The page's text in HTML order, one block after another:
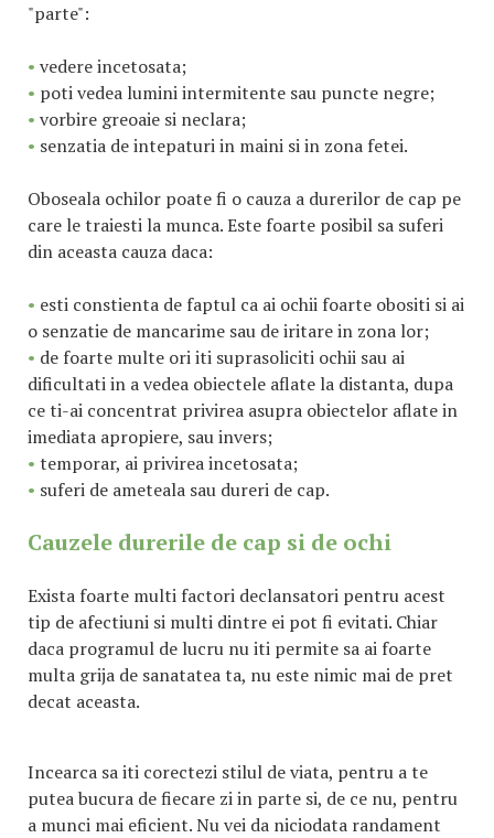
"parte":
• vedere incetosata;
• poti vedea lumini intermitente sau puncte negre;
• vorbire greoaie si neclara;
• senzatia de intepaturi in maini si in zona fetei.
Oboseala ochilor poate fi o cauza a durerilor de cap pe
care le traiesti la munca. Este foarte posibil sa suferi
din aceasta cauza daca:
• esti constienta de faptul ca ai ochii foarte obositi si ai
o senzatie de mancarime sau de iritare in zona lor;
• de foarte multe ori iti suprasoliciti ochii sau ai
dificultati in a vedea obiectele aflate la distanta, dupa
ce ti-ai concentrat privirea asupra obiectelor aflate in
imediata apropiere, sau invers;
• temporar, ai privirea incetosata;
• suferi de ameteala sau dureri de cap.
Cauzele durerile de cap si de ochi
Exista foarte multi factori declansatori pentru acest
tip de afectiuni si multi dintre ei pot fi evitati. Chiar
daca programul de lucru nu iti permite sa ai foarte
multa grija de sanatatea ta, nu este nimic mai de pret
decat aceasta.
Incearca sa iti corectezi stilul de viata, pentru a te
putea bucura de fiecare zi in parte si, de ce nu, pentru
a munci mai eficient. Nu vei da niciodata randament